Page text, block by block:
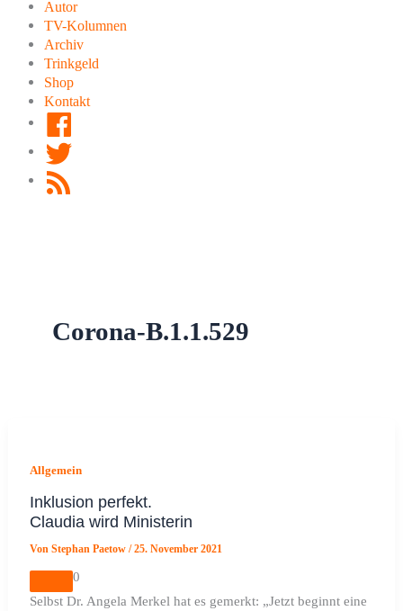
Autor
TV-Kolumnen
Archiv
Trinkgeld
Shop
Kontakt
Corona-B.1.1.529
Allgemein
Inklusion perfekt.
Claudia wird Ministerin
VonStephan Paetow/25. November 2021
0
Selbst Dr. Angela Merkel hat es gemerkt: „Jetzt beginnt eine